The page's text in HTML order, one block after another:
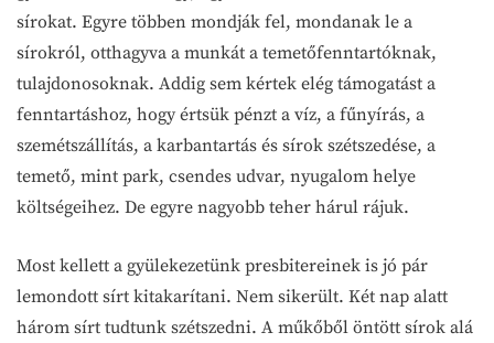
sírokat. Egyre többen mondják fel, mondanak le a
sírokról, otthagyva a munkát a temetőfenntartóknak,
tulajdonosoknak. Addig sem kértek elég támogatást a
fenntartáshoz, hogy értsük pénzt a víz, a fűnyírás, a
szemétszállítás, a karbantartás és sírok szétszedése, a
temető, mint park, csendes udvar, nyugalom helye
költségeihez. De egyre nagyobb teher hárul rájuk.
Most kellett a gyülekezetünk presbitereinek is jó pár
lemondott sírt kitakarítani. Nem sikerült. Két nap alatt
három sírt tudtunk szétszedni. A műkőből öntött sírok alá